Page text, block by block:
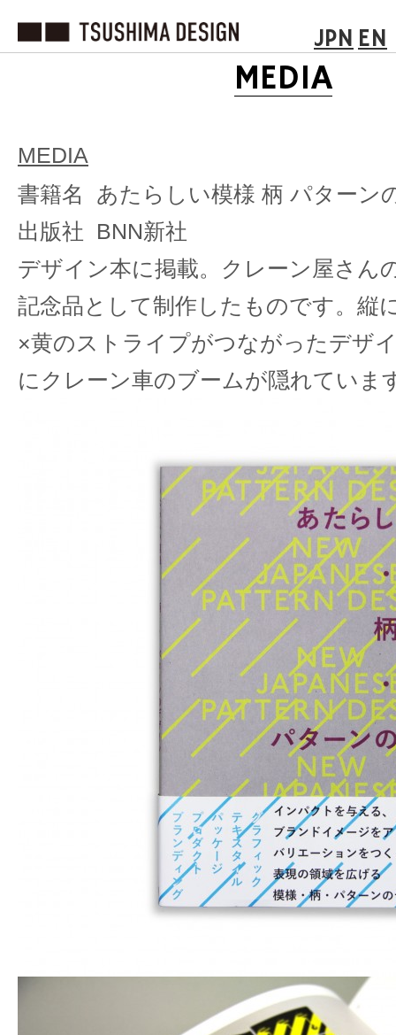
JPNEN
MEDIA
MEDIA
書籍名 あたらしい模様 柄 パターン
出版社 BNN新社
デザイン本に掲載。クレーン屋さん
記念品として制作したものです。縦
×黄のストライプがつながったデザ
にクレーン車のブームが隠れていま